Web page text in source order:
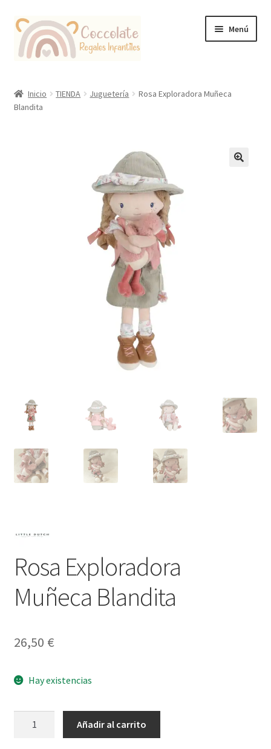
Ir
la
Ir
contenido
Menú
Coccolate Puericultura y Juguetería Educativa
Inicio TIENDA Juguetería
Rosa Exploradora Muñeca
Blandita
Rosa Exploradora
Muñeca Blandita
26,50 €
Hay existencias
Añadir al carrito